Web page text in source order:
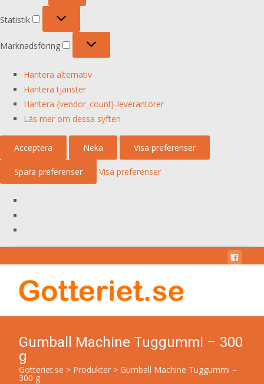
Statistik
Marknadsföring
Hantera alternativ
Hantera tjänster
Hantera {vendor_count}-leverantörer
Läs mer om dessa syften
Acceptera Neka Visa preferenser
Spara preferenser Visa preferenser
Gumball Machine Tuggummi – 300
g
Gotteriet.se > Produkter > Gumball Machine Tuggummi –
300 g